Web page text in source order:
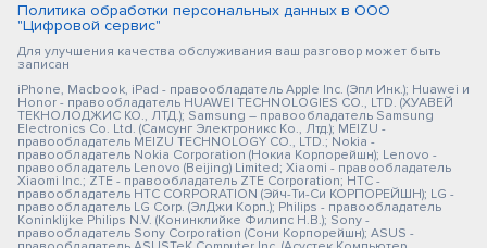
Политика обработки персональных данных в ООО
"Цифровой сервис"
Для улучшения качества обслуживания ваш разговор может быть
записан
iPhone, Macbook, iPad - правообладатель Apple Inc. (Эпл Инк.); Huawei и
Honor - правообладатель HUAWEI TECHNOLOGIES CO., LTD. (ХУАВЕЙ
ТЕКНОЛОДЖИС КО., ЛТД.); Samsung – правообладатель Samsung
Electronics Co. Ltd. (Самсунг Электроникс Ко., Лтд.); MEIZU -
правообладатель MEIZU TECHNOLOGY CO., LTD.; Nokia -
правообладатель Nokia Corporation (Нокиа Корпорейшн); Lenovo -
правообладатель Lenovo (Beijing) Limited; Xiaomi - правообладатель
Xiaomi Inc.; ZTE - правообладатель ZTE Corporation; HTC -
правообладатель HTC CORPORATION (Эйч-Ти-Си КОРПОРЕЙШН); LG -
правообладатель LG Corp. (ЭлДжи Корп.); Philips - правообладатель
Koninklijke Philips N.V. (Конинклийке Филипс Н.В.); Sony -
правообладатель Sony Corporation (Сони Корпорейшн); ASUS -